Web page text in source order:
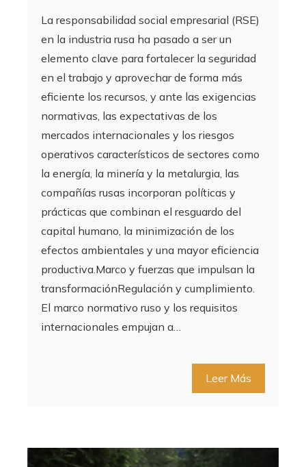
La responsabilidad social empresarial (RSE)
en la industria rusa ha pasado a ser un
elemento clave para fortalecer la seguridad
en el trabajo y aprovechar de forma más
eficiente los recursos, y ante las exigencias
normativas, las expectativas de los
mercados internacionales y los riesgos
operativos característicos de sectores como
la energía, la minería y la metalurgia, las
compañías rusas incorporan políticas y
prácticas que combinan el resguardo del
capital humano, la minimización de los
efectos ambientales y una mayor eficiencia
productiva.Marco y fuerzas que impulsan la
transformaciónRegulación y cumplimiento.
El marco normativo ruso y los requisitos
internacionales empujan a…
Leer Más